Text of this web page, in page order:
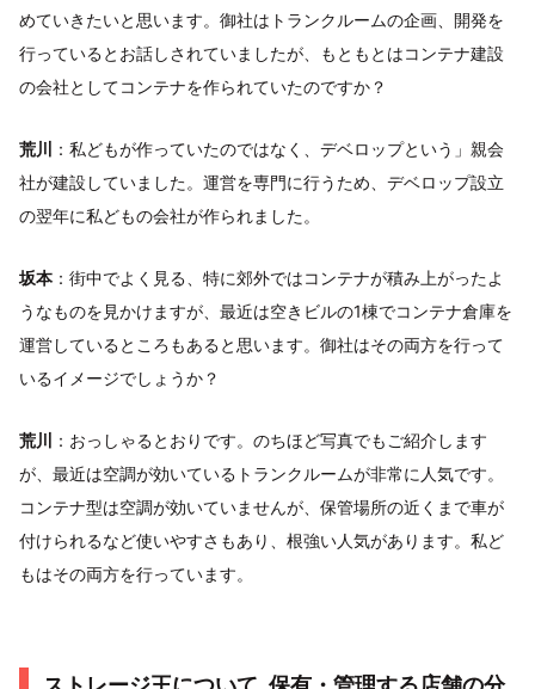
めていきたいと思います。御社はトランクルームの企画、開発を
行っているとお話しされていましたが、もともとはコンテナ建設
の会社としてコンテナを作られていたのですか？
荒川
：私どもが作っていたのではなく、デベロップという」親会
社が建設していました。運営を専門に行うため、デベロップ設立
の翌年に私どもの会社が作られました。
坂本 ：街中でよく見る、特に郊外ではコンテナが積み上がったよ
うなものを見かけますが、最近は空きビルの1棟でコンテナ倉庫を
運営しているところもあると思います。御社はその両方を行って
いるイメージでしょうか？
荒川
：おっしゃるとおりです。のちほど写真でもご紹介します
が、最近は空調が効いているトランクルームが非常に人気です。
コンテナ型は空調が効いていませんが、保管場所の近くまで車が
付けられるなど使いやすさもあり、根強い人気があります。私ど
もはその両方を行っています。